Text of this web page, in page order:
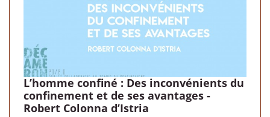
L’homme confiné : Des inconvénients du
confinement et de ses avantages -
Robert Colonna d’Istria